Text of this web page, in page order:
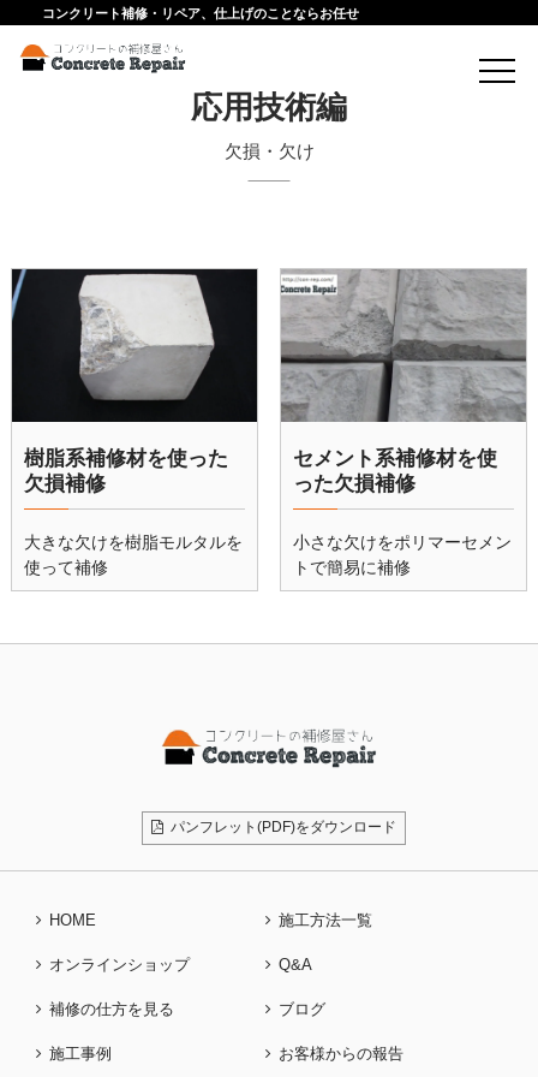
コンクリート補修・リペア、仕上げのことならお任せ
応用技術編
欠損・欠け
樹脂系補修材を使った
欠損補修
大きな欠けを樹脂モルタルを
使って補修
セメント系補修材を使
った欠損補修
小さな欠けをポリマーセメン
トで簡易に補修
パンフレット(PDF)をダウンロード
HOME
オンラインショップ
補修の仕方を見る
施工事例
施工方法一覧
Q&A
ブログ
お客様からの報告